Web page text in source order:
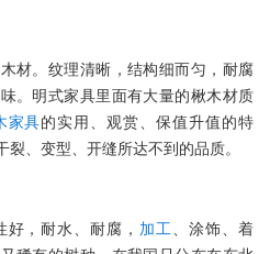
材。纹理清晰，结构细而匀，耐腐
。明式家具里面有大量的楸木材质
家具的实用、观赏、保值升值的特
、变型、开缝所达不到的品质。
，耐水、耐腐， 加工、涂饰、着